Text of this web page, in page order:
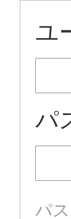
ユ
パ
パ